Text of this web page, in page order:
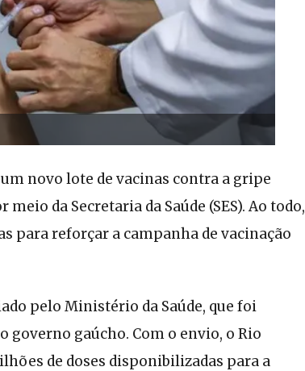
novo lote de vacinas contra a gripe
da Secretaria da Saúde (SES). Ao todo,
para reforçar a campanha de vacinação
pelo Ministério da Saúde, que foi
governo gaúcho. Com o envio, o Rio
de doses disponibilizadas para a